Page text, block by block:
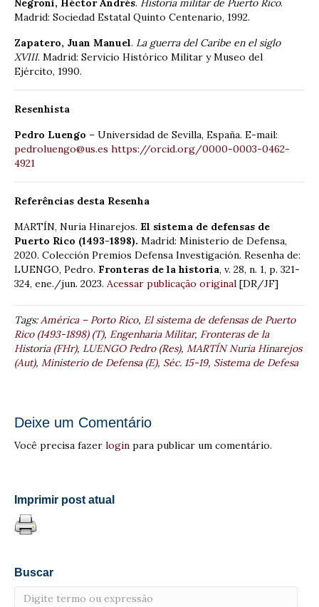
Negroni, Héctor Andrés. Historia militar de Puerto Rico.
Madrid: Sociedad Estatal Quinto Centenario, 1992.
Zapatero, Juan Manuel. La guerra del Caribe en el siglo
XVIII. Madrid: Servicio Histórico Militar y Museo del
Ejército, 1990.
Resenhista
Pedro Luengo – Universidad de Sevilla, España. E-mail:
pedroluengo@us.es https://orcid.org/0000-0003-0462-
4921
Referências desta Resenha
MARTÍN, Nuria Hinarejos. El sistema de defensas de
Puerto Rico (1493-1898). Madrid: Ministerio de Defensa,
2020. Colección Premios Defensa Investigación. Resenha de:
LUENGO, Pedro. Fronteras de la historia, v. 28, n. 1, p. 321-
324, ene./jun. 2023. Acessar publicação original [DR/JF]
Tags:América – Porto Rico, El sistema de defensas de Puerto
Rico (1493-1898) (T), Engenharia Militar, Fronteras de la
Historia (FHr), LUENGO Pedro (Res), MARTÍN Nuria Hinarejos
(Aut), Ministerio de Defensa (E), Séc. 15-19, Sistema de Defesa
Deixe um Comentário
Você precisa fazer login para publicar um comentário.
Imprimir post atual
Buscar